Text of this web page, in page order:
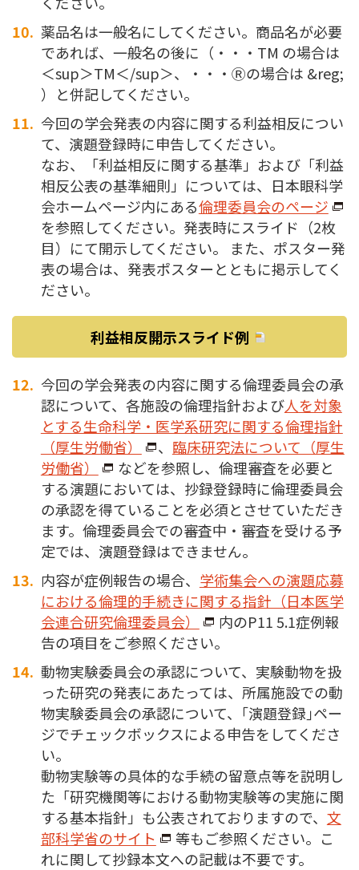
薬品名は一般名にしてください。商品名が必要
であれば、一般名の後に（・・・TM の場合は
＜sup＞TM＜/sup＞、・・・Ⓡの場合は &reg;
）と併記してください。
今回の学会発表の内容に関する利益相反につい
て、演題登録時に申告してください。
なお、「利益相反に関する基準」および「利益
相反公表の基準細則」については、日本眼科学
会ホームページ内にある倫理委員会のページ
を参照してください。発表時にスライド（2枚
目）にて開示してください。 また、ポスター発
表の場合は、発表ポスターとともに掲示してく
ださい。
利益相反開示スライド例
今回の学会発表の内容に関する倫理委員会の承
認について、各施設の倫理指針および人を対象
とする生命科学・医学系研究に関する倫理指針
（厚生労働省）
、 臨床研究法について（厚生
労働省）
などを参照し、倫理審査を必要と
する演題においては、抄録登録時に倫理委員会
の承認を得ていることを必須とさせていただき
ます。倫理委員会での審査中・審査を受ける予
定では、演題登録はできません。
内容が症例報告の場合、 学術集会への演題応募
における倫理的手続きに関する指針（日本医学
会連合研究倫理委員会）
内のP11 5.1症例報
告の項目をご参照ください。
動物実験委員会の承認について、実験動物を扱
った研究の発表にあたっては、所属施設での動
物実験委員会の承認について、｢演題登録｣ペー
ジでチェックボックスによる申告をしてくださ
い。
動物実験等の具体的な手続の留意点等を説明し
た「研究機関等における動物実験等の実施に関
する基本指針」も公表されておりますので、 文
部科学省のサイト
等もご参照ください。こ
れに関して抄録本文への記載は不要です。